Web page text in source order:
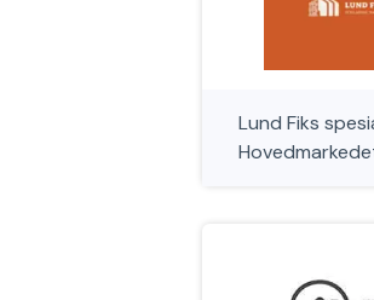
Lund Fiks